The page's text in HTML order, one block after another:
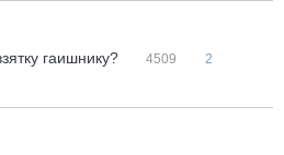
гаишнику?
4509 2